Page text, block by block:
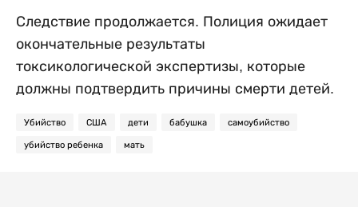
Следствие продолжается. Полиция ожидает
окончательные результаты
токсикологической экспертизы, которые
должны подтвердить причины смерти детей.
Убийство США дети бабушка самоубийство
убийство ребенка мать